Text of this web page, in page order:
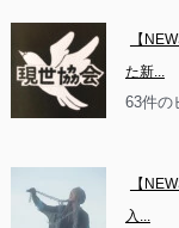
【
た新...
63件の
【
入...